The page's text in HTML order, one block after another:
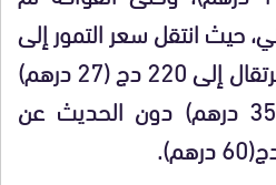
حيث انتقل سعر التمور إلى
650 دج (75 درهم) والبرتقال إلى 220 دج (27 درهم)
والموز إلى 280 دج (35 درهم) دون الحديث عن